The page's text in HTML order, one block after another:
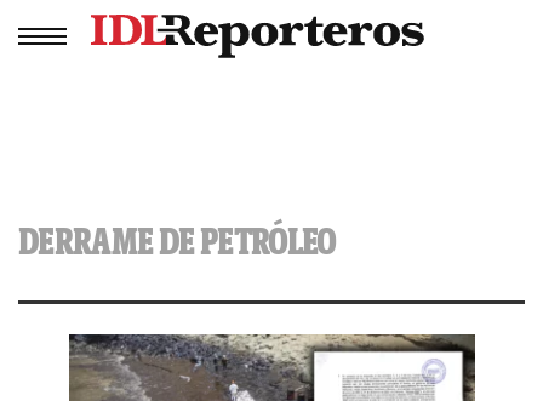
DERRAME DE PETRÓLEO